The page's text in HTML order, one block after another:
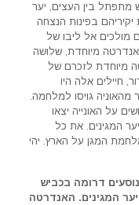
מתפתל בין העצים, יער
בפינות הנצחה
מולכים אל ליבו של
מיוחדת, שלושה
מיוחדת לזכרם של
חיילים אלה היו
מהאוניה גויסו למלחמה.
על האונייה יצאו
המגינים. את כל
המגן על הארץ. יהי
דרומה בכביש
המגינים. האנדרטה